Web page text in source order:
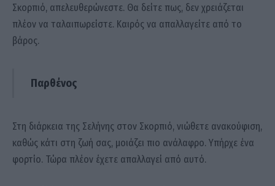
Σκορπιό, απελευθερώνεστε. Θα δείτε πως, δεν χρειάζεται
πλέον να ταλαιπωρείστε. Καιρός να απαλλαγείτε από το
βάρος.
Παρθένος
Στη διάρκεια της Σελήνης στον Σκορπιό, νιώθετε ανακούφιση,
καθώς κάτι στη ζωή σας, μοιάζει πιο ανάλαφρο. Υπήρχε ένα
φορτίο. Τώρα πλέον έχετε απαλλαγεί από αυτό.